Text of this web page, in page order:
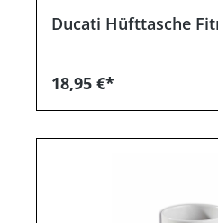
Ducati Hüfttasche
18,95 €*